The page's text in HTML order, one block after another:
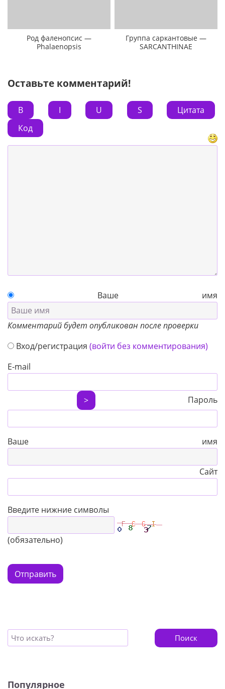
Поиск
Популярное
Род фаленопсис —
Phalaenopsis
Группа саркантовые —
SARCANTHINAE
Оставьте комментарий!
B I U S
Цитата
Код
Ваше имя
Комментарий будет опубликован после проверки
Вход/регистрация (войти без комментирования)
E-mail
> Пароль
Ваше имя
Сайт
Введите нижние символы
(обязательно)
Отправить